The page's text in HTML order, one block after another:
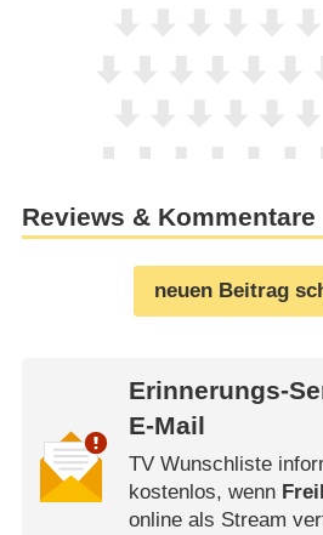
Reviews & Kommentare
neuen Beitrag
Erinnerungs-
E-Mail
TV Wunschliste
kostenlos, wenn
online als Stream